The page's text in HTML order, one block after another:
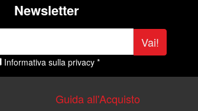
Newsletter
Vai!
Informativa sulla privacy *
Guida all'Acquisto